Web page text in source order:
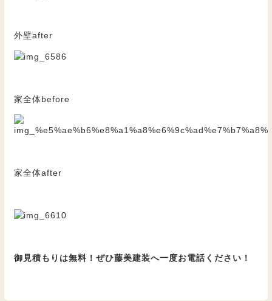
外壁after
家全体before
家全体after
御見積もりは無料！ぜひ藤美建装へ一度お電話ください！